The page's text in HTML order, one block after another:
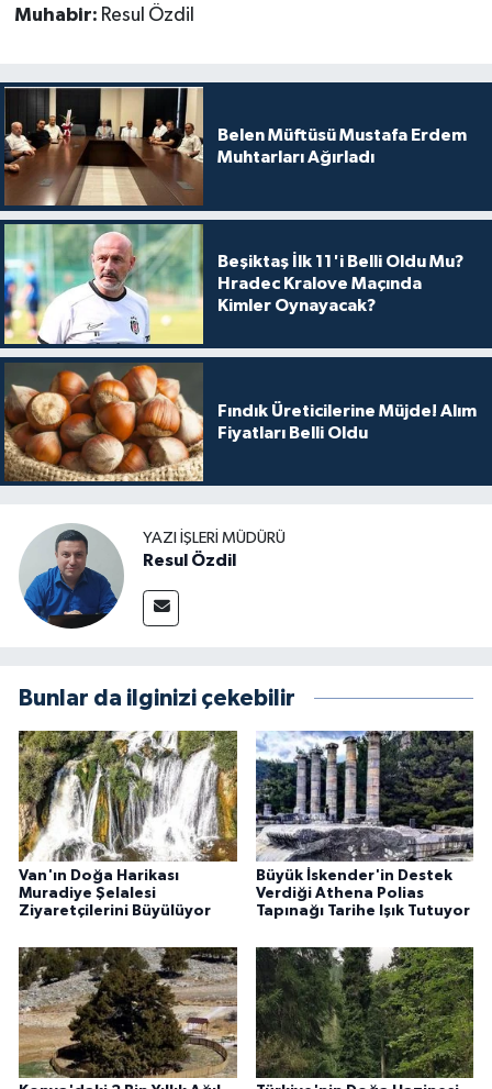
Muhabir: Resul Özdil
Belen Müftüsü Mustafa Erdem
Muhtarları Ağırladı
Beşiktaş İlk 11'i Belli Oldu Mu?
Hradec Kralove Maçında
Kimler Oynayacak?
Fındık Üreticilerine Müjde! Alım
Fiyatları Belli Oldu
YAZI İŞLERI MÜDÜRÜ
Resul Özdil
Bunlar da ilginizi çekebilir
Van'ın Doğa Harikası
Muradiye Şelalesi
Ziyaretçilerini Büyülüyor
Büyük İskender'in Destek
Verdiği Athena Polias
Tapınağı Tarihe Işık Tutuyor